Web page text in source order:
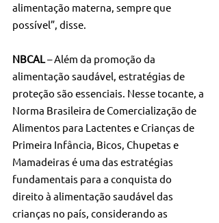
alimentação materna, sempre que
possível”, disse.
NBCAL – Além da promoção da
alimentação saudável, estratégias de
proteção são essenciais. Nesse tocante, a
Norma Brasileira de Comercialização de
Alimentos para Lactentes e Crianças de
Primeira Infância, Bicos, Chupetas e
Mamadeiras é uma das estratégias
fundamentais para a conquista do
direito à alimentação saudável das
crianças no país, considerando as